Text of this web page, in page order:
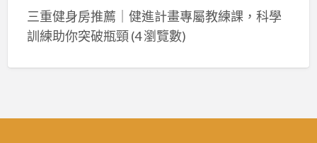
三重健身房推薦｜健進計畫專屬教練課，科學
訓練助你突破瓶頸(4 瀏覽數)